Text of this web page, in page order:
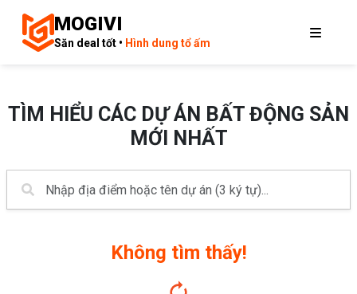
MOGIVI
Săn deal tốt • Hình dung tổ ấm
TÌM HIỂU CÁC DỰ ÁN BẤT ĐỘNG SẢN
MỚI NHẤT
Không tìm thấy!